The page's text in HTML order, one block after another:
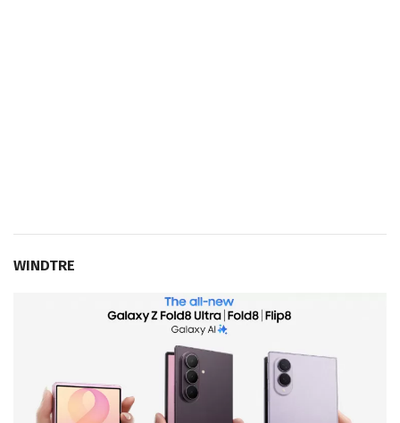
WINDTRE